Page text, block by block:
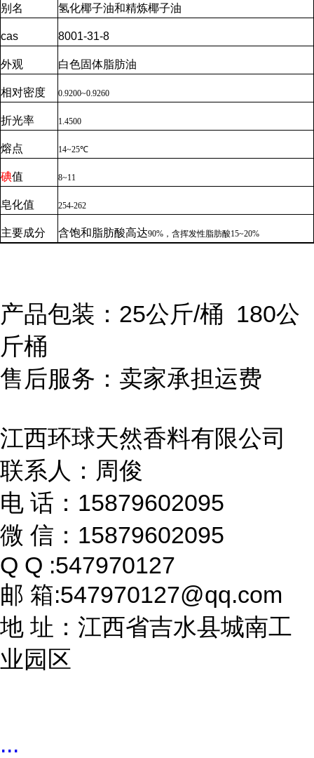
别名 氢化椰子油和精炼椰子油
cas 8001-31-8
外观 白色固体脂肪油
相对密度 0.9200~0.9260
折光率 1.4500
熔点 14~25℃
碘值 8~11
皂化值 254-262
主要成分 含饱和脂肪酸高达90% ，含挥发性脂肪酸15~20%
产品包装：25公斤/桶 180公
斤桶
售后服务：卖家承担运费
江西环球天然香料有限公司
联系人：周俊
电 话：15879602095
微 信：15879602095
Q Q :547970127
邮 箱:547970127@qq.com
地 址：江西省吉水县城南工
业园区
...